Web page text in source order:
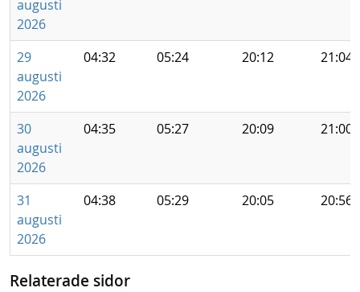
augusti
2026
29
augusti
2026
04:32 05:24 20:12 21:04
30
augusti
2026
04:35 05:27 20:09 21:00
31
augusti
2026
04:38 05:29 20:05 20:56
Relaterade sidor